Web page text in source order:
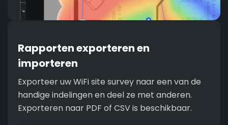
Rapporten exporteren en
importeren
Exporteer uw WiFi site survey naar een van de
handige indelingen en deel ze met anderen.
Exporteren naar PDF of CSV is beschikbaar.